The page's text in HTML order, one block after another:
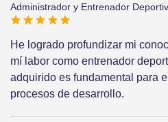
Administrador y Entrenador
He logrado profundizar mi
mí labor como entrenador
adquirido es fundamental para
procesos de desarrollo.